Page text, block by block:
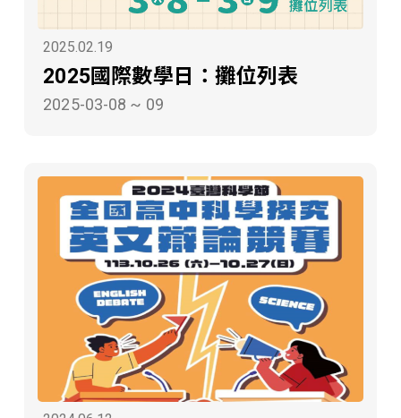
2025.02.19
2025國際數學日：攤位列表
2025-03-08 ~ 09